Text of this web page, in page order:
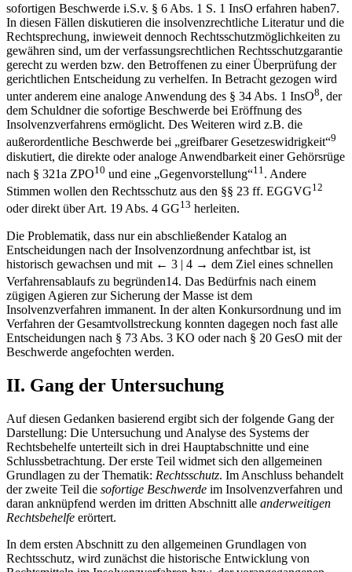
sofortigen Beschwerde i.S.v. § 6 Abs. 1 S. 1 InsO erfahren haben7.
In diesen Fällen diskutieren die insolvenzrechtliche Literatur und die
Rechtsprechung, inwieweit dennoch Rechtsschutzmöglichkeiten zu
gewähren sind, um der verfassungsrechtlichen Rechtsschutzgarantie
gerecht zu werden bzw. den Betroffenen zu einer Überprüfung der
gerichtlichen Entscheidung zu verhelfen. In Betracht gezogen wird
unter anderem eine analoge Anwendung des § 34 Abs. 1 InsO8, der
dem Schuldner die sofortige Beschwerde bei Eröffnung des
Insolvenzverfahrens ermöglicht. Des Weiteren wird z.B. die
außerordentliche Beschwerde bei „greifbarer Gesetzeswidrigkeit“9
diskutiert, die direkte oder analoge Anwendbarkeit einer Gehörsrüge
nach § 321a ZPO10 und eine „Gegenvorstellung“11 . Andere
Stimmen wollen den Rechtsschutz aus den §§ 23 ff. EGGVG12
oder direkt über Art. 19 Abs. 4 GG13 herleiten.
Die Problematik, dass nur ein abschließender Katalog an
Entscheidungen nach der Insolvenzordnung anfechtbar ist, ist
historisch gewachsen und mit ← 3 | 4 → dem Ziel eines schnellen
Verfahrensablaufs zu begründen14. Das Bedürfnis nach einem
zügigen Agieren zur Sicherung der Masse ist dem
Insolvenzverfahren immanent. In der alten Konkursordnung und im
Verfahren der Gesamtvollstreckung konnten dagegen noch fast alle
Entscheidungen nach § 73 Abs. 3 KO oder nach § 20 GesO mit der
Beschwerde angefochten werden.
II. Gang der Untersuchung
Auf diesen Gedanken basierend ergibt sich der folgende Gang der
Darstellung: Die Untersuchung und Analyse des Systems der
Rechtsbehelfe unterteilt sich in drei Hauptabschnitte und eine
Schlussbetrachtung. Der erste Teil widmet sich den allgemeinen
Grundlagen zu der Thematik: Rechtsschutz. Im Anschluss behandelt
der zweite Teil die sofortige Beschwerde im Insolvenzverfahren und
daran anknüpfend werden im dritten Abschnitt alle anderweitigen
Rechtsbehelfe erörtert.
In dem ersten Abschnitt zu den allgemeinen Grundlagen von
Rechtsschutz, wird zunächst die historische Entwicklung von